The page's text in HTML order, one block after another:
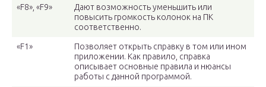
«F8», «F9»
Дают возможность уменьшить или
повысить громкость колонок на ПК
соответственно.
«F1»
Позволяет открыть справку в том или ином
приложении. Как правило, справка
описывает основные правила и нюансы
работы с данной программой.